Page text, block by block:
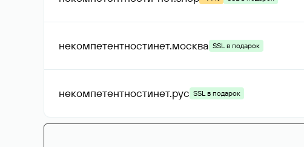
некомпетентностинет.москва SSL в подарок
некомпетентностинет.рус SSL в подарок